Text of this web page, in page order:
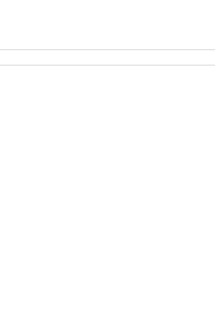
로열 빌라, 전용 수